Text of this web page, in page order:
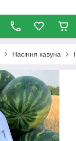
Насіння кавуна